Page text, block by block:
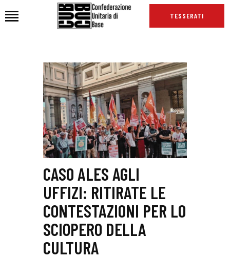
TESSERATI
HOME
CHI SIAMO
SEDI
NEWS
PODCAST CUB
TG CUB
INTERNAZIONALE
RASSEGNA STAMPA
CASO ALES AGLI
UFFIZI: RITIRATE LE
CONTESTAZIONI PER LO
SCIOPERO DELLA
CULTURA